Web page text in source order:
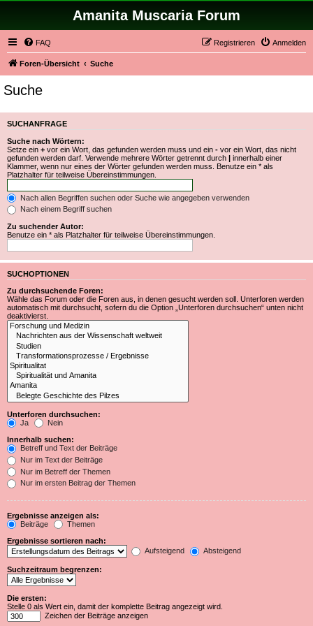
Amanita Muscaria Forum
FAQ Anmelden
Registrieren
Foren-Übersicht Suche
Suche
SUCHANFRAGE
Suche nach Wörtern:
Setze ein + vor ein Wort, das gefunden werden muss und ein - vor ein Wort, das nicht
gefunden werden darf. Verwende mehrere Wörter getrennt durch | innerhalb einer
Klammer, wenn nur eines der Wörter gefunden werden muss. Benutze ein * als
Platzhalter für teilweise Übereinstimmungen.
Nach allen Begriffen suchen oder Suche wie angegeben verwenden
Nach einem Begriff suchen
Zu suchender Autor:
Benutze ein * als Platzhalter für teilweise Übereinstimmungen.
SUCHOPTIONEN
Zu durchsuchende Foren:
Wähle das Forum oder die Foren aus, in denen gesucht werden soll. Unterforen werden
automatisch mit durchsucht, sofern du die Option „Unterforen durchsuchen“ unten nicht
deaktivierst.
Unterforen durchsuchen:
Ja
Nein
Innerhalb suchen:
Betreff und Text der Beiträge
Nur im Text der Beiträge
Nur im Betreff der Themen
Nur im ersten Beitrag der Themen
Ergebnisse anzeigen als:
Beiträge
Themen
Ergebnisse sortieren nach:
Aufsteigend
Absteigend
Suchzeitraum begrenzen:
Die ersten:
Stelle 0 als Wert ein, damit der komplette Beitrag angezeigt wird.
Zeichen der Beiträge anzeigen